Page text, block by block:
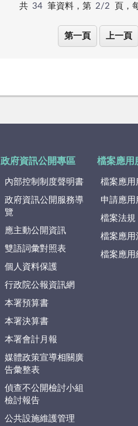
共 34 筆資料，第 2/2 頁，
第一頁 上一頁
政府資訊公開專區
內部控制制度聲明書
政府資訊公開服務導
覽
應主動公開資訊
雙語詞彙對照表
個人資料保護
行政院公報資訊網
本署預算書
本署決算書
本署會計月報
媒體政策宣導相關廣
告彙整表
偵查不公開檢討小組
檢討報告
公共設施維護管理
檔案應用
檔案應用
申請應用
檔案法規
檔案應用
檔案應用